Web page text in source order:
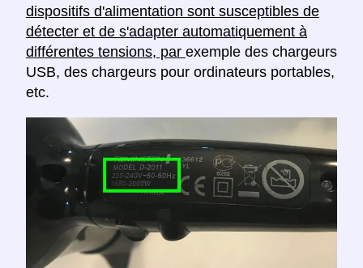
dispositifs d'alimentation sont susceptibles de
détecter et de s'adapter automatiquement à
différentes tensions, par exemple des chargeurs
USB, des chargeurs pour ordinateurs portables,
etc.